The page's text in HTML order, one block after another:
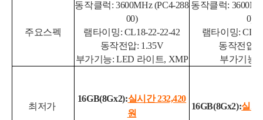
주요스펙
동작클럭: 3600MHz (PC4-288
00)
램타이밍: CL18-22-22-42
동작전압: 1.35V
부가기능: LED 라이트, XMP
동작클럭:
0)
램타이밍:
동작전압:
부가기능:
최저가
16GB(8Gx2):실시간 232,420
원
16GB(8Gx2):실시